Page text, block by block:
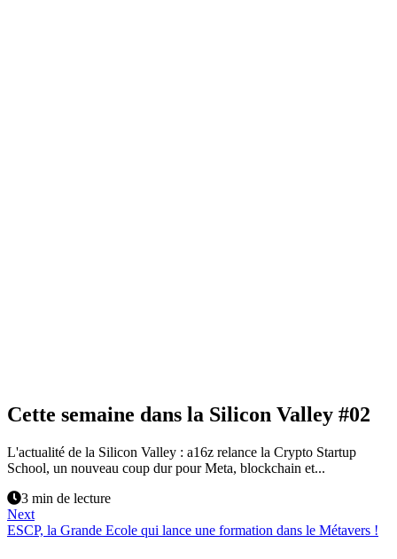
Cette semaine dans la Silicon Valley #02
L'actualité de la Silicon Valley : a16z relance la Crypto Startup
School, un nouveau coup dur pour Meta, blockchain et...
3 min de lecture
Next
ESCP, la Grande Ecole qui lance une formation dans le Métavers !